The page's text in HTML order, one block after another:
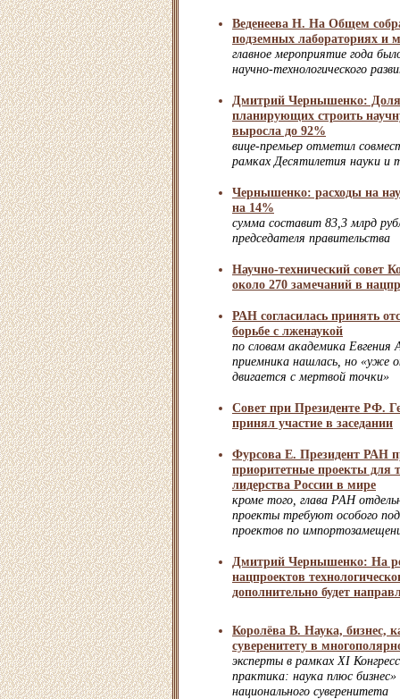
Веденеева Н. На Общем
подземных лабораториях и
главное мероприятие года
научно-технологического
Дмитрий Чернышенко: Доля
планирующих строить
выросла до 92%
вице-премьер отметил
рамках Десятилетия науки и
Чернышенко: расходы на
на 14%
сумма составит 83,3 млрд
председателя правительства
Научно-технический совет
около 270 замечаний в
РАН согласилась принять
борьбе с лженаукой
по словам академика Евгения
приемника нашлась, но «уже
двигается с мертвой точки»
Совет при Президенте РФ.
принял участие в заседании
Фурсова Е. Президент РАН
приоритетные проекты для
лидерства России в мире
кроме того, глава РАН
проекты требуют особого
проектов по
Дмитрий Чернышенко: На
нацпроектов
дополнительно будет
Королёва В. Наука, бизнес,
суверенитету в
эксперты в рамках XI
практика: наука плюс
национального суверенитета